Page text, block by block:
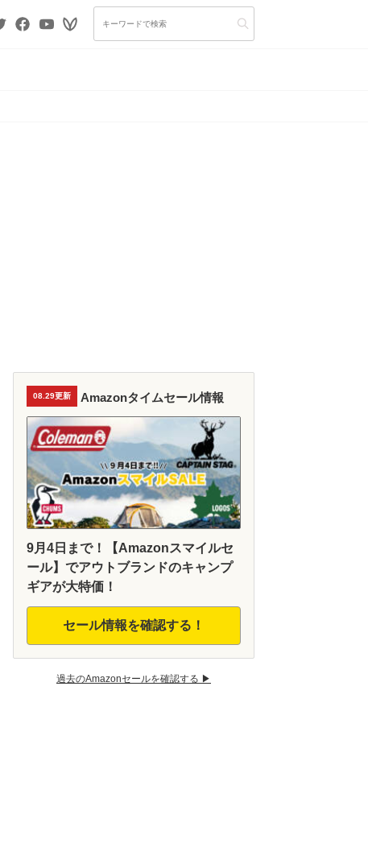
08.29更新 Amazonタイムセール情報
9月4日まで！【Amazonスマイルセ
ール】でアウトブランドのキャンプ
ギアが大特価！
セール情報を確認する！
過去のAmazonセールを確認する ▶︎